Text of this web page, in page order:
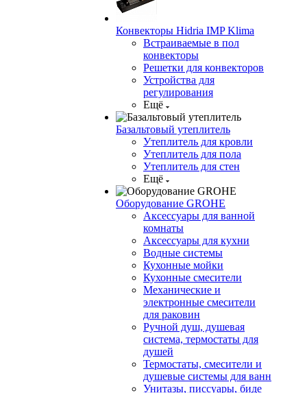
Конвекторы Hidria IMP Klima
Встраиваемые в пол
конвекторы
Решетки для конвекторов
Устройства для
регулирования
Ещё
Базальтовый утеплитель
Утеплитель для кровли
Утеплитель для пола
Утеплитель для стен
Ещё
Оборудование GROHE
Аксессуары для ванной
комнаты
Аксессуары для кухни
Водные системы
Кухонные мойки
Кухонные смесители
Механические и
электронные смесители
для раковин
Ручной душ, душевая
система, термостаты для
душей
Термостаты, смесители и
душевые системы для ванн
Унитазы, писсуары, биде